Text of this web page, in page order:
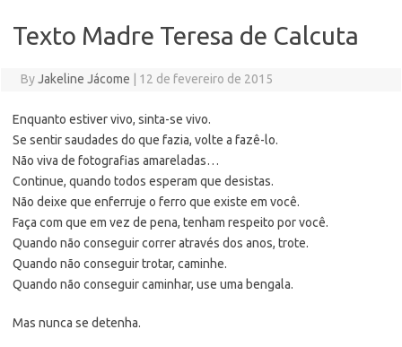
Texto Madre Teresa de Calcuta
ByJakeline Jácome 12 de fevereiro de 2015
Enquanto estiver vivo, sinta-se vivo.
Se sentir saudades do que fazia, volte a fazê-lo.
Não viva de fotografias amareladas…
Continue, quando todos esperam que desistas.
Não deixe que enferruje o ferro que existe em você.
Faça com que em vez de pena, tenham respeito por você.
Quando não conseguir correr através dos anos, trote.
Quando não conseguir trotar, caminhe.
Quando não conseguir caminhar, use uma bengala.
Mas nunca se detenha.